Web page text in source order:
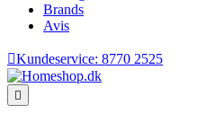
Brands
Avis
Kundeservice: 8770 2525
